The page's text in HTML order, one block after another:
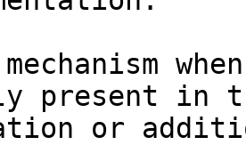
present in
or